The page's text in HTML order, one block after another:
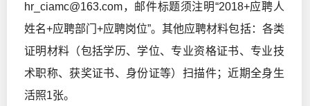
hr_ciamc@163.com，邮件标题须注明“2018+应聘人
姓名+应聘部门+应聘岗位”。其他应聘材料包括：各类
证明材料（包括学历、学位、专业资格证书、专业技
术职称、获奖证书、身份证等）扫描件；近期全身生
活照1张。